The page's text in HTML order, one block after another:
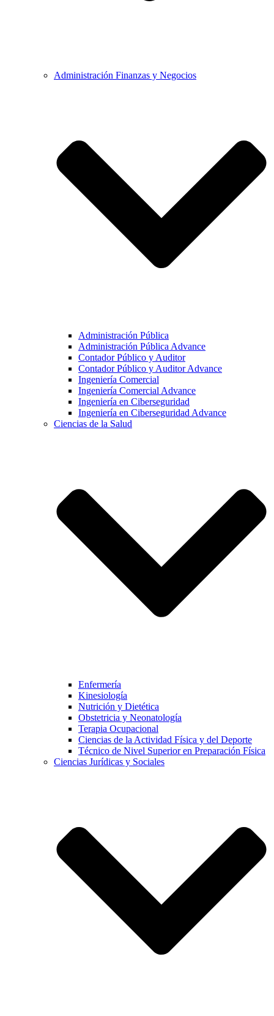
Administración Finanzas y Negocios
Administración Pública
Administración Pública Advance
Contador Público y Auditor
Contador Público y Auditor Advance
Ingeniería Comercial
Ingeniería Comercial Advance
Ingeniería en Ciberseguridad
Ingeniería en Ciberseguridad Advance
Ciencias de la Salud
Enfermería
Kinesiología
Nutrición y Dietética
Obstetricia y Neonatología
Terapia Ocupacional
Ciencias de la Actividad Física y del Deporte
Técnico de Nivel Superior en Preparación Física
Ciencias Jurídicas y Sociales